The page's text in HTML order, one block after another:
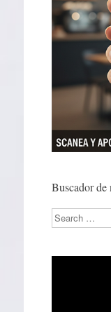
Buscador de
Search